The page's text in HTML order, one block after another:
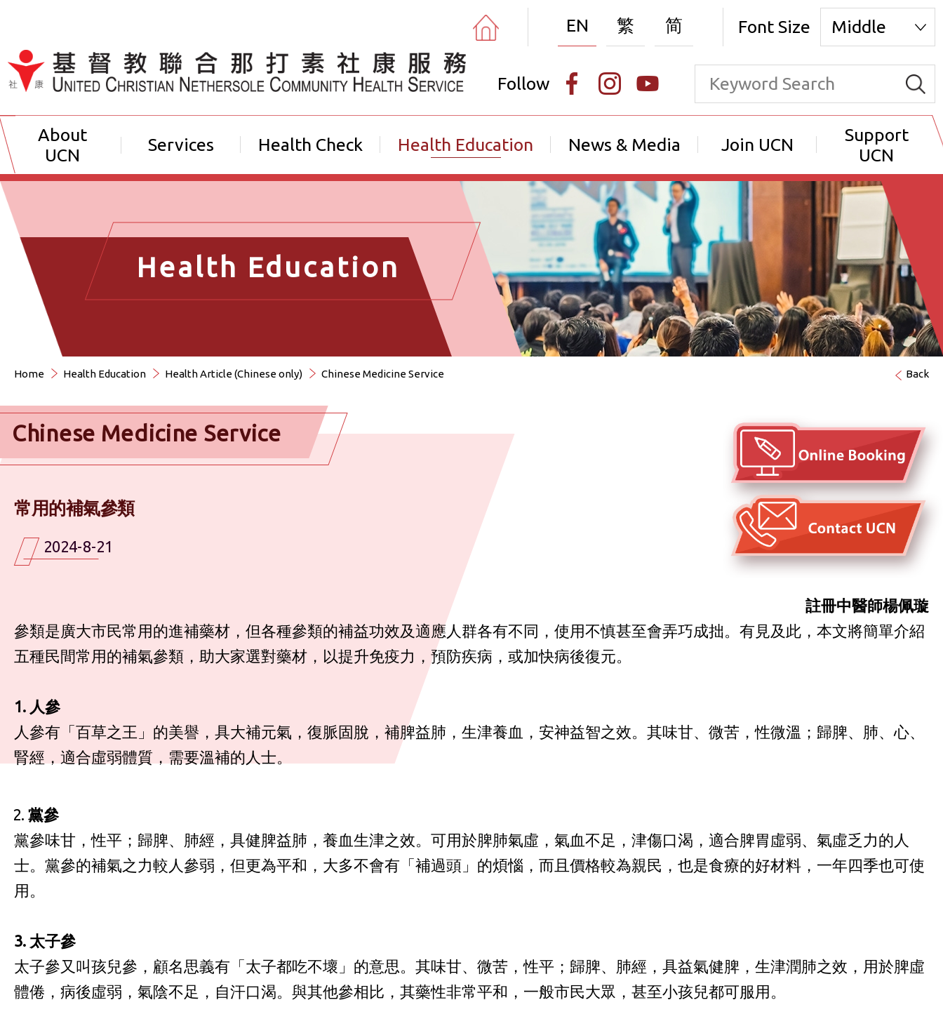
Jump to Content（按輸入鍵
EN 繁 简 Font Size Middle
Follow
About
UCN
Services Health Check Health Education News & Media Join UCN
Support
UCN
Health Education
Back
Home Health Education Health Article (Chinese only) Chinese Medicine Service
Chinese Medicine Service
常用的補氣參類
2024-8-21
註冊中醫師楊佩璇
參類是廣大市民常用的進補藥材，但各種參類的補益功效及適應人群各有不同，使用不慎甚至會弄巧成拙。有見及此，本文將簡單介紹
五種民間常用的補氣參類，助大家選對藥材，以提升免疫力，預防疾病，或加快病後復元。
1. 人參
人參有「百草之王」的美譽，具大補元氣，復脈固脫，補脾益肺，生津養血，安神益智之效。其味甘、微苦，性微溫；歸脾、肺、心、
腎經，適合虛弱體質，需要溫補的人士。
黨參
黨參味甘，性平；歸脾、肺經，具健脾益肺，養血生津之效。可用於脾肺氣虛，氣血不足，津傷口渴，適合脾胃虛弱、氣虛乏力的人
士。黨參的補氣之力較人參弱，但更為平和，大多不會有「補過頭」的煩惱，而且價格較為親民，也是食療的好材料，一年四季也可使
用。
3. 太子參
太子參又叫孩兒參，顧名思義有「太子都吃不壞」的意思。其味甘、微苦，性平；歸脾、肺經，具益氣健脾，生津潤肺之效，用於脾虛
體倦，病後虛弱，氣陰不足，自汗口渴。與其他參相比，其藥性非常平和，一般市民大眾，甚至小孩兒都可服用。